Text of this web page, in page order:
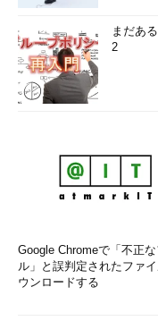
まだあ
2
Google Chromeで「不正な
ル」と誤判定されたファ
ウンロードする